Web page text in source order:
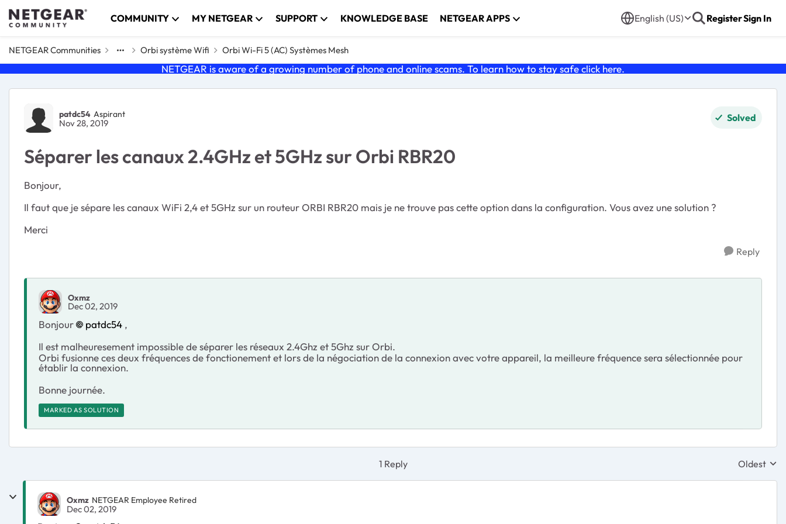
Skip to content COMMUNITY MY NETGEAR SUPPORT KNOWLEDGE BASE NETGEAR APPS English (US) RegisterSign In
NETGEAR Communities Orbi système Wifi Orbi Wi-Fi 5 (AC) Systèmes Mesh
NETGEAR is aware of a growing number of phone and online scams. To learn how to stay safe click here.
Forum Discussion
patdc54 Aspirant
Nov 28, 2019 Solved
Séparer les canaux 2.4GHz et 5GHz sur Orbi RBR20
Bonjour,
Il faut que je sépare les canaux WiFi 2,4 et 5GHz sur un routeur ORBI RBR20 mais je ne trouve pas cette option dans la configuration. Vous avez une solution ?
Merci
Reply
Oxmz
Dec 02, 2019
Bonjour patdc54 ,
Il est malheuresement impossible de séparer les réseaux 2.4Ghz et 5Ghz sur Orbi.
Orbi fusionne ces deux fréquences de fonctionement et lors de la négociation de la connexion avec votre appareil, la meilleure fréquence sera sélectionnée pour
établir la connexion.
Bonne journée.
MARKED AS SOLUTION
1 Reply Replies
Oldest
Oxmz NETGEAR Employee Retired
Dec 02, 2019